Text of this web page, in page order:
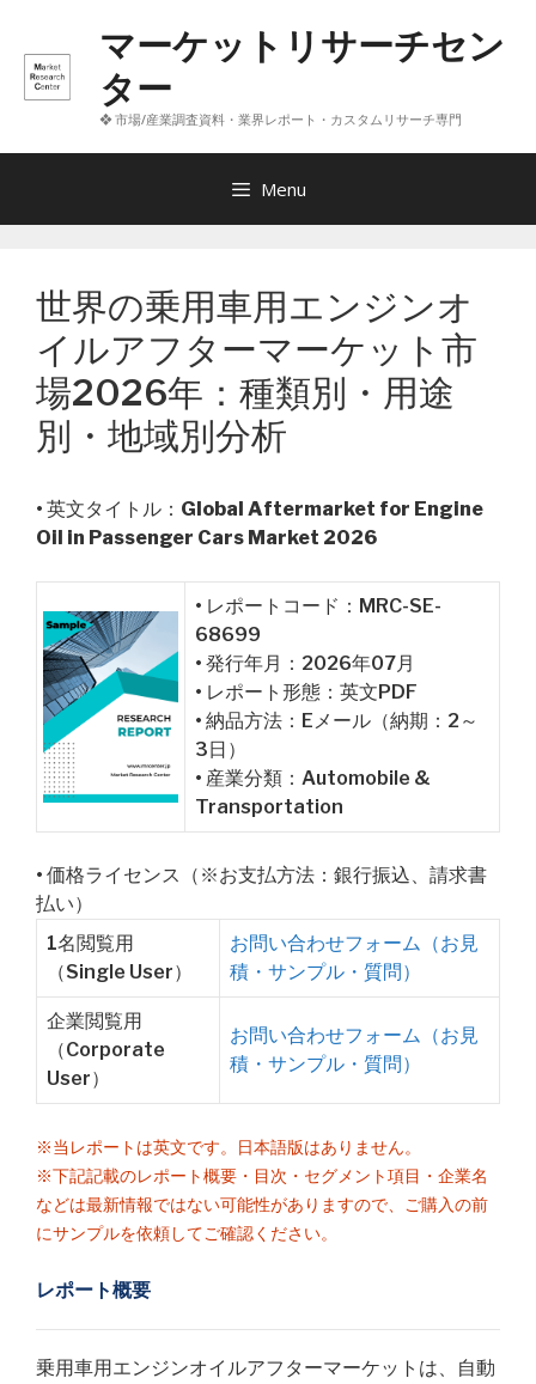
へ
マーケットリサーチセン
ター
❖ 市場/産業調査資料・業界レポート・カスタムリサーチ専門
Menu
世界の乗用車用エンジンオ
イルアフターマーケット市
場2026年：種類別・用途
別・地域別分析
• 英文タイトル： Global Aftermarket for Engine
Oil in Passenger Cars Market 2026
• レポートコード：MRC-SE-
68699
• 発行年月：2026年07月
• レポート形態：英文PDF
• 納品方法：Eメール（納期：2～
3日）
• 産業分類：Automobile &
Transportation
• 価格ライセンス（※お支払方法：銀行振込、請求書
払い）
1名閲覧用
（Single User）
お問い合わせフォーム（お見
積・サンプル・質問）
企業閲覧用
（Corporate
User）
お問い合わせフォーム（お見
積・サンプル・質問）
※当レポートは英文です。日本語版はありません。
※下記記載のレポート概要・目次・セグメント項目・企業名
などは最新情報ではない可能性がありますので、ご購入の前
にサンプルを依頼してご確認ください。
レポート概要
乗用車用エンジンオイルアフターマーケットは、自動